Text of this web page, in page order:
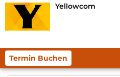
Yellowcom
Termin Buchen